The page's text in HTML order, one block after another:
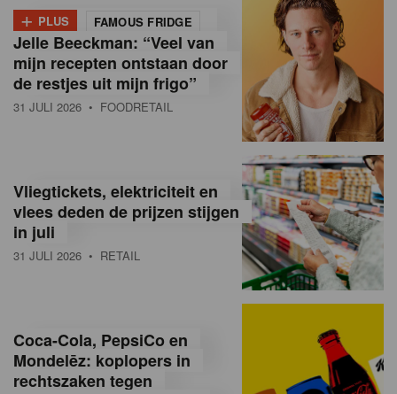
n
B
e
g
ë
e
+ PLUS FAMOUS FRIDGE
Jelle Beeckman: “Veel van
mijn recepten ontstaan door
de restjes uit mijn frigo”
31 JULI 2026 • FOODRETAIL
Vliegtickets, elektriciteit en
vlees deden de prijzen stijgen
in juli
31 JULI 2026 • RETAIL
Coca-Cola, PepsiCo en
Mondelēz: koplopers in
rechtszaken tegen